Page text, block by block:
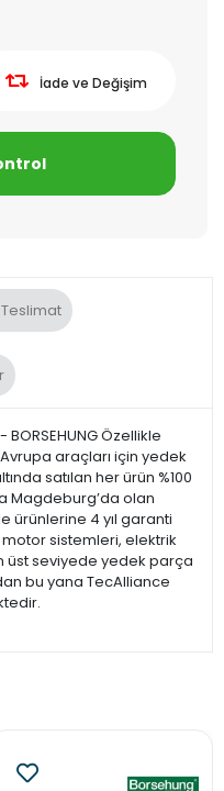
İade ve Değişim
BORSEHUNG Özellikle
araçları için yedek
satılan her ürün %100
Magdeburg’da olan
ürünlerine 4 yıl garanti
sistemleri, elektrik
üst seviyede yedek parça
bu yana TecAlliance